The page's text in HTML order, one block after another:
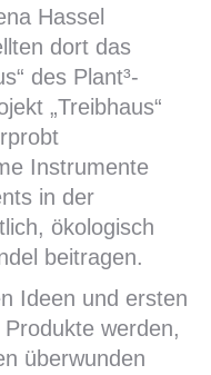
Hassel
dort das
des Plant³-
„Treibhaus“
Instrumente
in der
ökologisch
beitragen.
Ideen und ersten
werden,
überwunden